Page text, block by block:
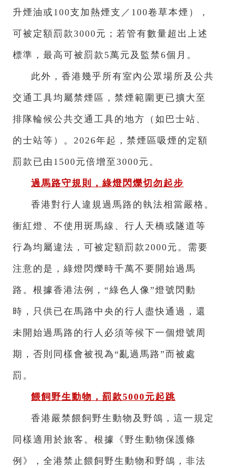
升煙油或100支加熱煙支／100卷草本煙），
可被定額罰款3000元；若管有數量超出上述
標準，最高可被罰款5萬元及監禁6個月。
此外，香港幾乎所有室內公眾場所及公共
交通工具均屬禁煙區，禁煙範圍更已擴大至
排隊輪候公共交通工具的地方（如巴士站、
的士站等）。2026年起，禁煙區吸煙的定額
罰款已由1500元倍增至3000元。
過馬路守規則，綠燈閃爍切勿起步
香港對行人違規過馬路的執法相當嚴格。
衝紅燈、不使用斑馬線、行人天橋或隧道等
行為均屬違法，可被定額罰款2000元。需要
注意的是，綠燈閃爍時千萬不要開始過馬
路。根據香港法例，“綠色人像”燈號閃動
時，只供已在馬路中央的行人盡快通過，還
未開始過馬路的行人必須等候下一個燈號周
期，否則同樣會被視為“亂過馬路”而被處
罰。
餵飼野生動物，罰款5000元起跳
香港嚴禁餵飼野生動物及野鴿，這一規定
同樣適用於旅客。根據《野生動物保護條
例》，全港禁止餵飼野生動物和野鴿，非法